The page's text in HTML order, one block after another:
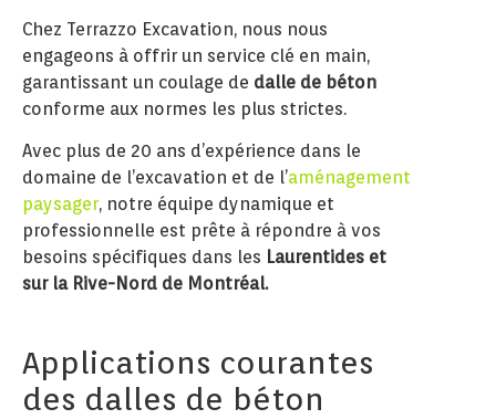
Chez Terrazzo Excavation, nous nous
engageons à offrir un service clé en main,
garantissant un coulage de dalle de béton
conforme aux normes les plus strictes.
Avec plus de 20 ans d’expérience dans le
domaine de l’excavation et de l’aménagement
paysager, notre équipe dynamique et
professionnelle est prête à répondre à vos
besoins spécifiques dans les Laurentides et
sur la Rive-Nord de Montréal.
Applications courantes
des dalles de béton